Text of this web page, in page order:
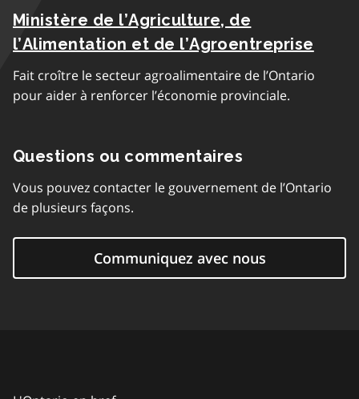
Ministère de l’Agriculture, de
l’Alimentation et de l’Agroentreprise
Fait croître le secteur agroalimentaire de l’Ontario
pour aider à renforcer l’économie provinciale.
Questions ou commentaires
Vous pouvez contacter le gouvernement de l’Ontario
de plusieurs façons.
Communiquez avec nous